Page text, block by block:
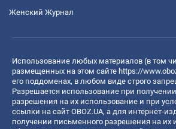
Женский Журнал
Использование любых материалов (в том
размещенных на этом сайте https://
его поддоменах, в любом виде строго
Разрешается использование при
разрешения на их использование и при
ссылки на сайт OBOZ.UA, а для интернет-
получении письменного разрешения на их